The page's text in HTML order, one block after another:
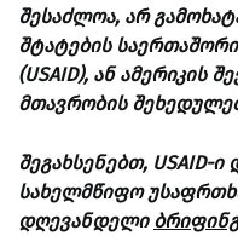
შესაძლოა, არ
შტატების
(USAID), ან ამერიკის
მთავრობის
შეგახსენებთ, USAID-
სახელმწიფო
დღევანდელი